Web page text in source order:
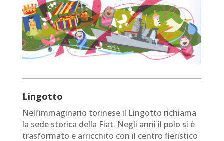
Lingotto
Nell’immaginario torinese il Lingotto richiama
la sede storica della Fiat. Negli anni il polo si è
trasformato e arricchito con il centro fieristico